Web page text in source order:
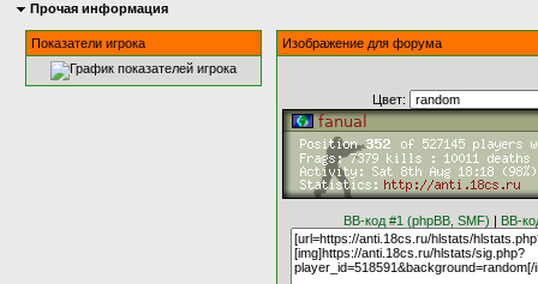
Прочая информация
Показатели игрока Изображение для форума
Цвет:
BB-код #1 (phpBB, SMF) | BB-